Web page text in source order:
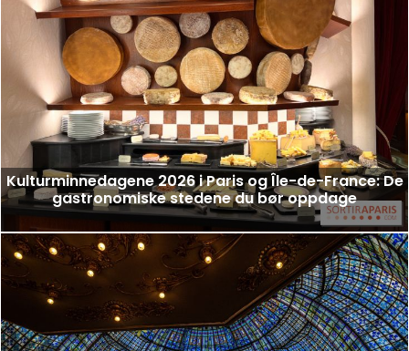
Kulturminnedagene 2026 i Paris og Île-de-France: De
gastronomiske stedene du bør oppdage